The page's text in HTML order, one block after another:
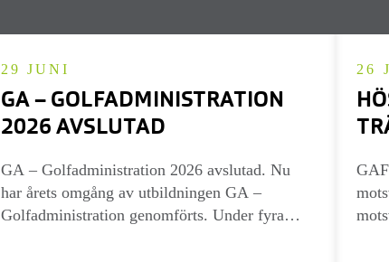
GA – GOLFADMINISTRATION
2026 AVSLUTAD
29 JUNI
GA – Golfadministration 2026 avslutad. Nu
har årets omgång av utbildningen GA –
Golfadministration genomförts. Under fyra
26